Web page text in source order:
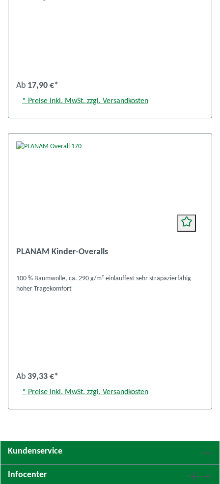
Ab 17,90 €*
* Preise inkl. MwSt. zzgl. Versandkosten
PLANAM Kinder-Overalls
100 % Baumwolle, ca. 290 g/m² einlauffest sehr strapazierfähig
hoher Tragekomfort
Ab 39,33 €*
* Preise inkl. MwSt. zzgl. Versandkosten
Kundenservice
Infocenter